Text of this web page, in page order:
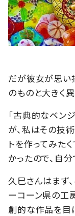
だが彼女が思い
のものと大きく
「古典的なベン
が、私はその技
トを作ってみた
かったので、自
久巳さんはまず
ーコーン県の工
創的な作品を目